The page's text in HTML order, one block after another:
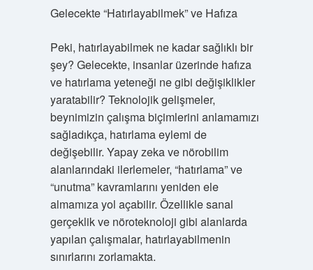
Gelecekte “Hatırlayabilmek” ve Hafıza
Peki, hatırlayabilmek ne kadar sağlıklı bir
şey? Gelecekte, insanlar üzerinde hafıza
ve hatırlama yeteneği ne gibi değişiklikler
yaratabilir? Teknolojik gelişmeler,
beynimizin çalışma biçimlerini anlamamızı
sağladıkça, hatırlama eylemi de
değişebilir. Yapay zeka ve nörobilim
alanlarındaki ilerlemeler, “hatırlama” ve
“unutma” kavramlarını yeniden ele
almamıza yol açabilir. Özellikle sanal
gerçeklik ve nöroteknoloji gibi alanlarda
yapılan çalışmalar, hatırlayabilmenin
sınırlarını zorlamakta.